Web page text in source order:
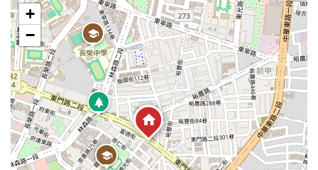
~ 樓
格局
不拘
1房
2房 3房
4房 5房以上
+
−